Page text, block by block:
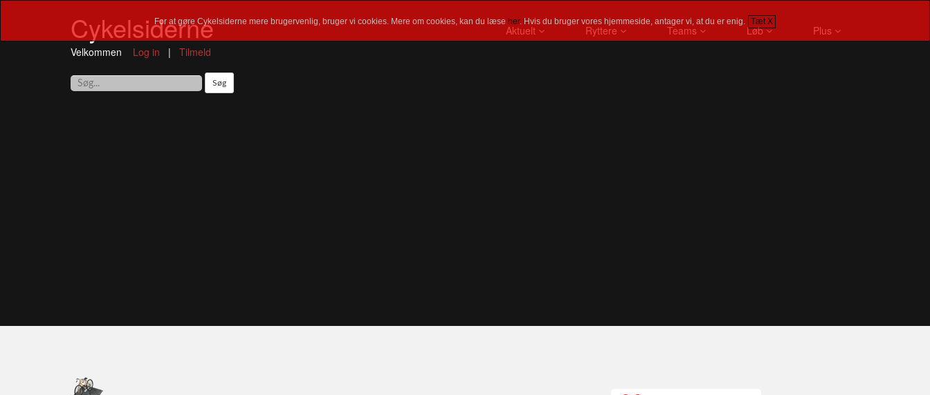
For at gøre Cykelsiderne mere brugervenlig, bruger vi cookies. Mere om cookies, kan du læse her. Hvis du bruger vores hjemmeside, antager vi, at du er enig. Tæt X
Cykelsiderne
Velkommen Log in | Tilmeld
Aktuelt Ryttere Teams Løb Plus